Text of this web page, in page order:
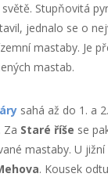
Stupňovitá
jednalo se o
mastaby. Je
mastab.
sahá až do 1. a
Za Staré říše se
mastaby. U
. Kousek